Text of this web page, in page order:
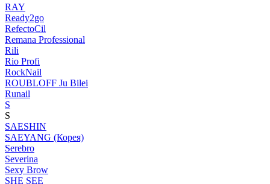
RAY
Ready2go
RefectoCil
Remana Professional
Rili
Rio Profi
RockNail
ROUBLOFF Ju Bilei
Runail
S
S
SAESHIN
SAEYANG (Корея)
Serebro
Severina
Sexy Brow
SHE SEE